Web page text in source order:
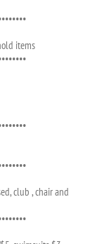
items
club , chair and